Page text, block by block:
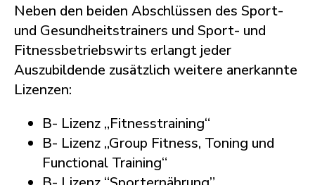
Neben den beiden Abschlüssen des Sport-
und Gesundheitstrainers und Sport- und
Fitnessbetriebswirts erlangt jeder
Auszubildende zusätzlich weitere anerkannte
Lizenzen:
B- Lizenz „Fitnesstraining“
B- Lizenz „Group Fitness, Toning und
Functional Training“